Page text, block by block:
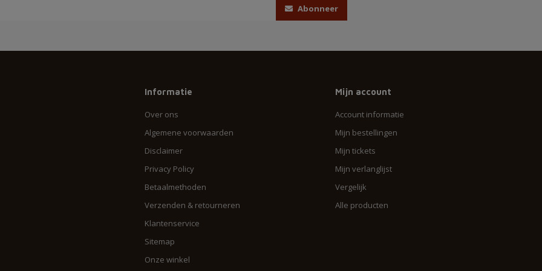
Abonneer
Informatie
Over ons
Algemene voorwaarden
Disclaimer
Privacy Policy
Betaalmethoden
Verzenden & retourneren
Klantenservice
Sitemap
Onze winkel
Mijn account
Account informatie
Mijn bestellingen
Mijn tickets
Mijn verlanglijst
Vergelijk
Alle producten